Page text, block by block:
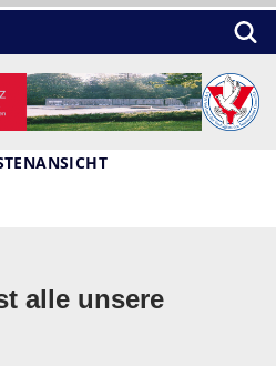
alle unsere